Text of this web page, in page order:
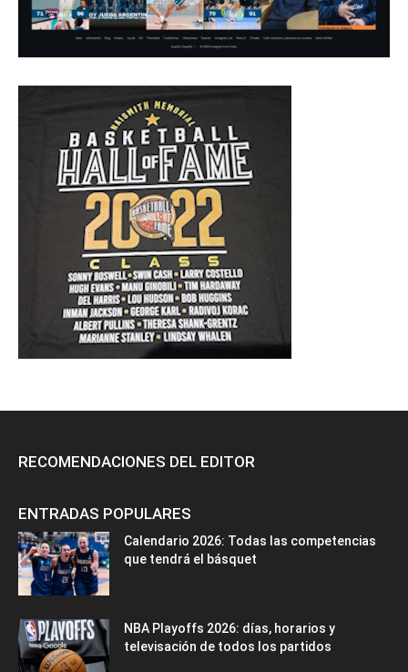
RECOMENDACIONES DEL EDITOR
ENTRADAS POPULARES
Calendario 2026: Todas las competencias
que tendrá el básquet
NBA Playoffs 2026: días, horarios y
televisación de todos los partidos